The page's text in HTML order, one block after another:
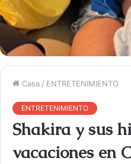
Casa / ENTRETENIMIENTO
ENTRETENIMIENTO
Shakira y sus
vacaciones en